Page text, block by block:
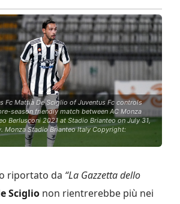
Fc Mattia De Sciglio of Juventus Fc controls
season friendly match between AC Monza
Berlusconi 2021 at Stadio Brianteo on July 31,
Monza Stadio Brianteo Italy Copyright:
riportato da “La Gazzetta dello
Sciglio non rientrerebbe più nei